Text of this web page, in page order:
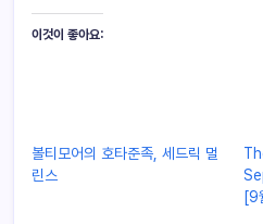
이것이 좋아요:
볼티모어의 호타준족, 세드릭 멀
린스
[9